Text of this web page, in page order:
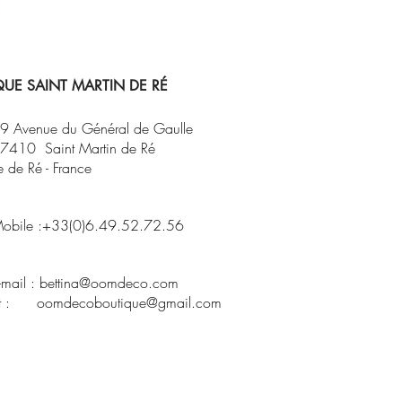
Lavoine.
: Fraîcheur de jasmin
: Céramique
parfumée
: 3 × 3,5 cm
: France
d'utilisation
pleinement de votre bougie,
SAINT MARTIN DE RÉ
Avenue du Général de Gaulle
Saint Martin de Ré
de Ré - France
:+33(0)6.49.52.72.56
mail : bettina@oomdeco.com
: oomdecoboutique@gmail.com